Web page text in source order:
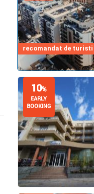
recomandat de turisti
10%
EARLY
BOOKING